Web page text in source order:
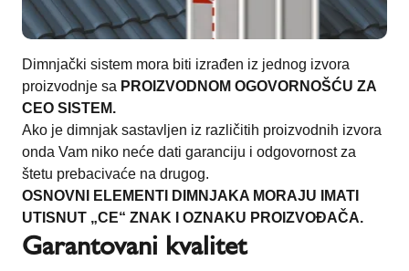
Dimnjački sistem mora biti izrađen iz jednog izvora
proizvodnje sa PROIZVODNOM OGOVORNOŠĆU ZA
CEO SISTEM.
Ako je dimnjak sastavljen iz različitih proizvodnih izvora
onda Vam niko neće dati garanciju i odgovornost za
štetu prebacivaće na drugog.
OSNOVNI ELEMENTI DIMNJAKA MORAJU IMATI
UTISNUT „CE“ ZNAK I OZNAKU PROIZVOĐAČA.
Garantovani kvalitet